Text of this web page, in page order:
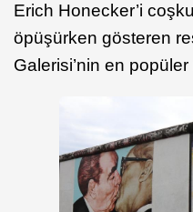
Erich Honecker’i
öpüşürken gösteren
Galerisi’nin en